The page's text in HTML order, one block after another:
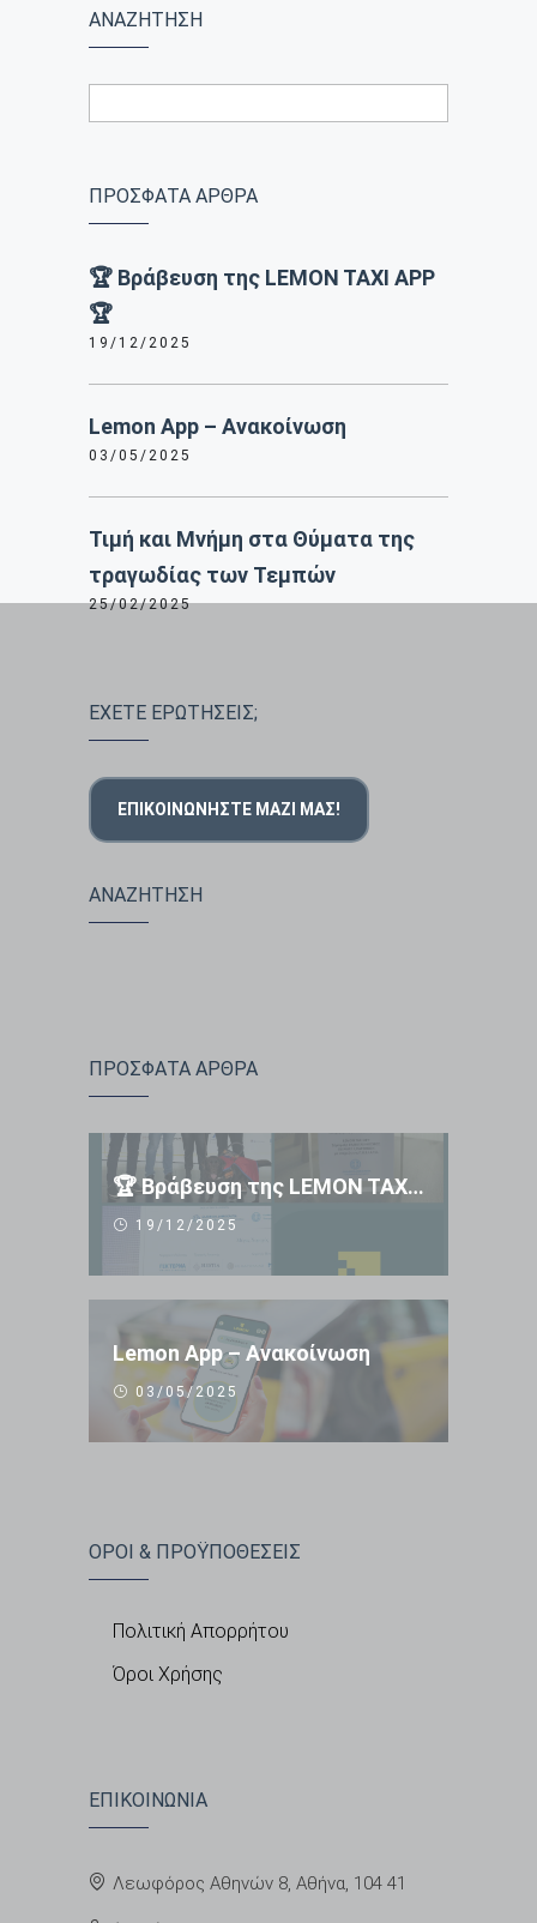
ΑΝΑΖΗΤΗΣΗ
ΠΡΟΣΦΑΤΑ ΑΡΘΡΑ
🏆 Βράβευση της LEMON TAXI APP
🏆
19/12/2025
Lemon App – Ανακοίνωση
03/05/2025
Τιμή και Μνήμη στα Θύματα της
τραγωδίας των Τεμπών
25/02/2025
ΕΧΕΤΕ ΕΡΩΤΗΣΕΙΣ;
ΕΠΙΚΟΙΝΩΝΉΣΤΕ ΜΑΖΊ ΜΑΣ!
ΑΝΑΖΗΤΗΣΗ
ΠΡΟΣΦΑΤΑ ΑΡΘΡΑ
🏆 Βράβευση της LEMON TAXI APP 🏆
19/12/2025
Lemon App – Ανακοίνωση
03/05/2025
ΟΡΟΙ & ΠΡΟΫΠΟΘΕΣΕΙΣ
Πολιτική Απορρήτου
Όροι Χρήσης
ΕΠΙΚΟΙΝΩΝΙΑ
Λεωφόρος Αθηνών 8, Αθήνα, 104 41